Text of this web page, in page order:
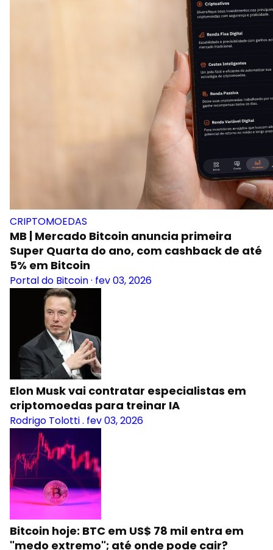
CRIPTOMOEDAS
MB | Mercado Bitcoin anuncia primeira
Super Quarta do ano, com cashback de até
5% em Bitcoin
Portal do Bitcoin· fev 03, 2026
Elon Musk vai contratar especialistas em
criptomoedas para treinar IA
Rodrigo Tolotti. fev 03, 2026
Bitcoin hoje: BTC em US$ 78 mil entra em
"medo extremo"; até onde pode cair?